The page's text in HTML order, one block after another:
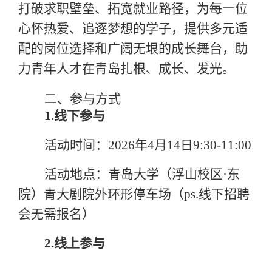
打破求职壁垒、拓宽就业路径，为每一位
心怀热爱、追逐梦想的学子，提供多元适
配的岗位选择和广阔无垠的成长舞台，助
力青年人才在青岛扎根、成长、发光。
二、 参与方式
1.线下参与
活动时间： 2026年4月14日9:30-11:00
活动地点：青岛大学（浮山校区·东
院）青大剧院外环形停车场（ps.线下招聘
会无需报名）
2.线上参与